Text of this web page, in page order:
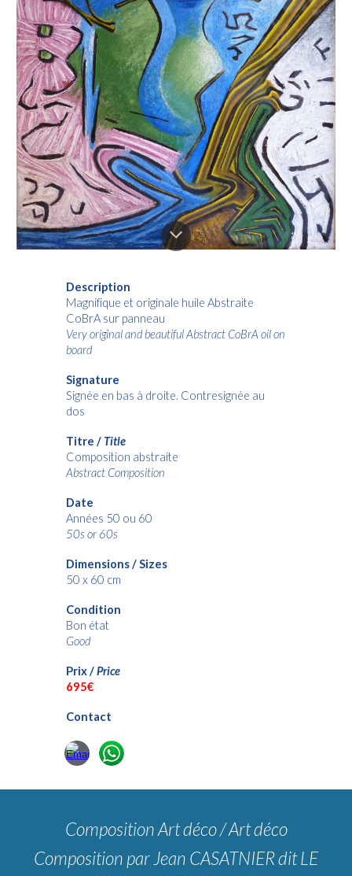
Description
Magnifique et originale huile Abstraite
CoBrA sur panneau
Very original and beautiful Abstract CoBrA oil on
board
Signature
Signée en bas à droite. Contresignée au
dos
Titre / Title
Composition abstraite
Abstract Composition
Date
Années 50 ou 60
50s or 60s
Dimensions / Sizes
50 x 60 cm
Condition
Bon état
Good
Prix /Price
695€
Contact
Composition Art déco / Art déco
Composition par Jean CASATNIER dit LE